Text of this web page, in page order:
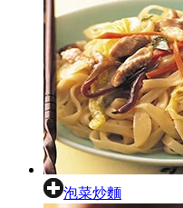
泡菜炒麵